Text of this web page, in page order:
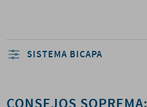
SISTEMA BICAPA